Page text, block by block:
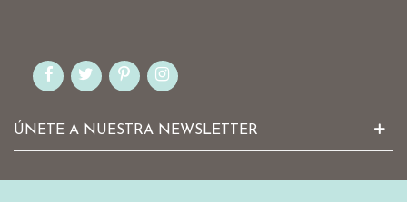
ÚNETE A NUESTRA NEWSLETTER